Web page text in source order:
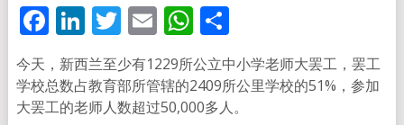
Facebook
LinkedIn
Twitter
EmailWhatsApp
分
享
今天，新西兰至少有1229所公立中小学老师大罢工，罢工
学校总数占教育部所管辖的2409所公里学校的51%，参加
大罢工的老师人数超过50,000多人。